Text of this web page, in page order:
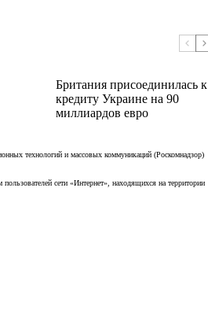
Британия присоединилась к
кредиту Украине на 90
миллиардов евро
технологий и массовых коммуникаций (Роскомнадзор)
сети «Интернет», находящихся на территории